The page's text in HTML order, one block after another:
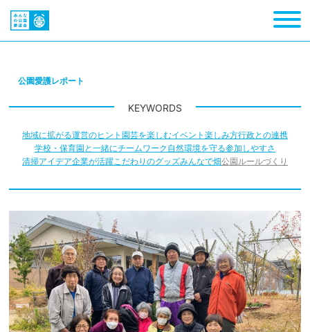
公園愛護レポート
KEYWORDS
地域に拡がる運営のヒント 園芸を楽しむイベント 楽しみ方行政との連携
学校・保育園と一緒にチームワーク 自然環境を守る参加しやすさ
清掃アイデア企業が活躍こだわりのグッズみんなで畑公園ルールづくり